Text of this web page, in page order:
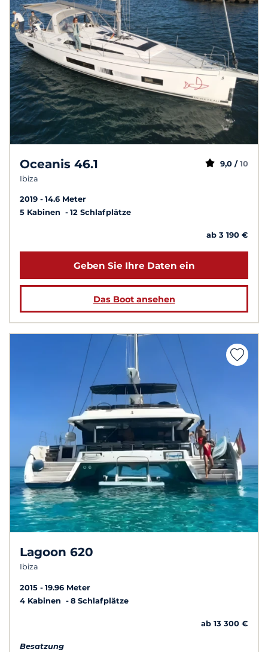
Oceanis 46.1
Ibiza
9,0 / 10
2019
14.6 Meter
5 Kabinen
12 Schlafplätze
ab 3 190 €
Geben Sie Ihre Daten ein
Das Boot ansehen
Lagoon 620
Ibiza
2015
19.96 Meter
4 Kabinen
8 Schlafplätze
ab 13 300 €
Besatzung